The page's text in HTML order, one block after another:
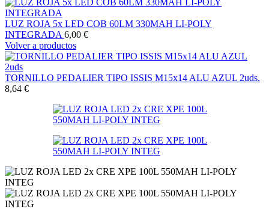
LUZ ROJA 5x LED COB 60LM 330MAH LI-POLY
INTEGRADA 6,00 €
Volver a productos
TORNILLO PEDALIER TIPO ISSIS M15x14 ALU AZUL 2uds.
8,64 €